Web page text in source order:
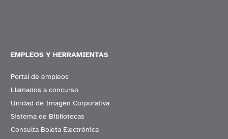
EMPLEOS Y HERRAMIENTAS
Portal de empleos
Llamados a concurso
Unidad de Imagen Corporativa
Sistema de Bibliotecas
Consulta Boleta Electrónica